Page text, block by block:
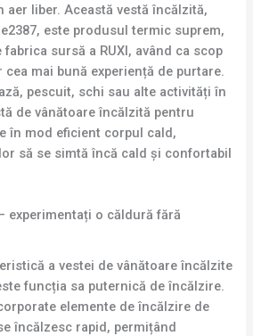
aer liber. Această vestă încălzită,
este produsul termic suprem,
sursă a RUXI, având ca scop
mai bună experiență de purtare.
pescuit, schi sau alte activități în
de vânătoare încălzită pentru
în mod eficient corpul cald,
să se simtă încă cald și confortabil
experimentați o căldură fără
a vestei de vânătoare încălzite
funcția sa puternică de încălzire.
elemente de încălzire de
încălzesc rapid, permițând